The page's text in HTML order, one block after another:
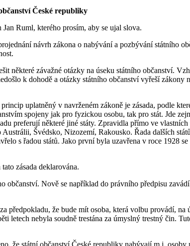
České republiky
Ruml, kterého prosím, aby se ujal slova.
návrh zákona o nabývání a pozbývání státního
některé závažné otázky na úseku státního občanství.
k dohodě a otázky státního občanství vyřeší zákony
uplatněný v navrženém zákoně je zásada, podle
spojeny jak pro fyzickou osobu, tak pro stát. Jde
preferují některé jiné státy. Zpravidla přímo ve vlastních
Švédsko, Nizozemí, Rakousko. Řada dalších
s řadou států. Jako první byla uzavřena v roce 1928
zásada deklarována.
Nově se například do právního předpisu
předpokladu, že bude mít osoba, která volbu provádí, na
letech nebyla soudně trestána za úmyslný trestný čin.
že státní občanství České republiky nabývají m.j. osoby